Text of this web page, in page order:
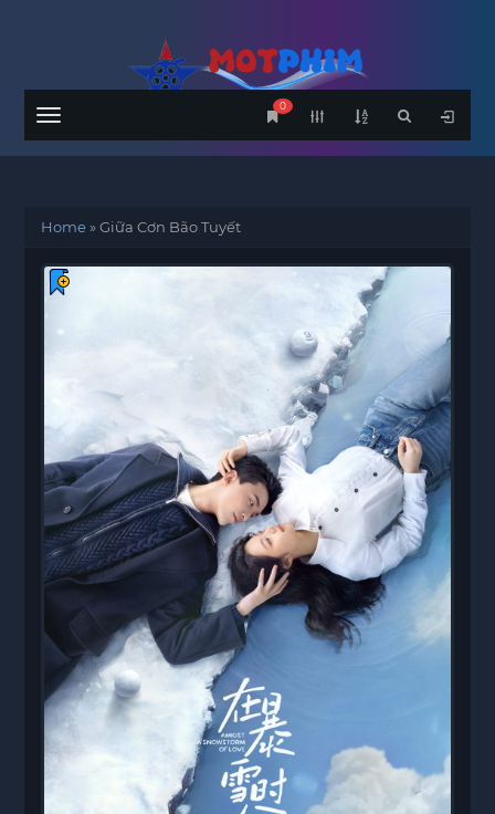
Menu
0
Home»Giữa Cơn Bão Tuyết